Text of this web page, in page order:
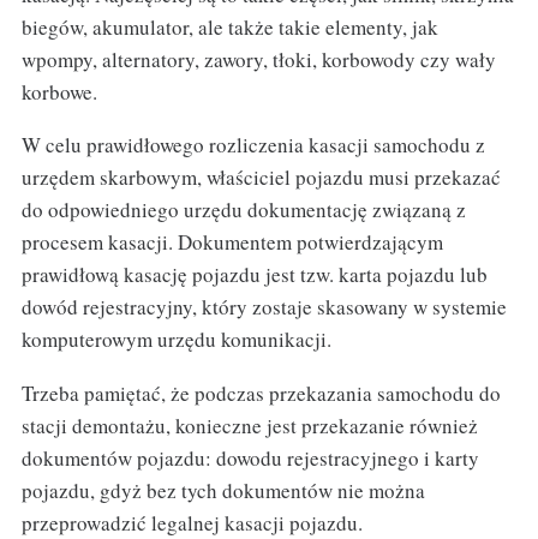
biegów, akumulator, ale także takie elementy, jak
wpompy, alternatory, zawory, tłoki, korbowody czy wały
korbowe.
W celu prawidłowego rozliczenia kasacji samochodu z
urzędem skarbowym, właściciel pojazdu musi przekazać
do odpowiedniego urzędu dokumentację związaną z
procesem kasacji. Dokumentem potwierdzającym
prawidłową kasację pojazdu jest tzw. karta pojazdu lub
dowód rejestracyjny, który zostaje skasowany w systemie
komputerowym urzędu komunikacji.
Trzeba pamiętać, że podczas przekazania samochodu do
stacji demontażu, konieczne jest przekazanie również
dokumentów pojazdu: dowodu rejestracyjnego i karty
pojazdu, gdyż bez tych dokumentów nie można
przeprowadzić legalnej kasacji pojazdu.